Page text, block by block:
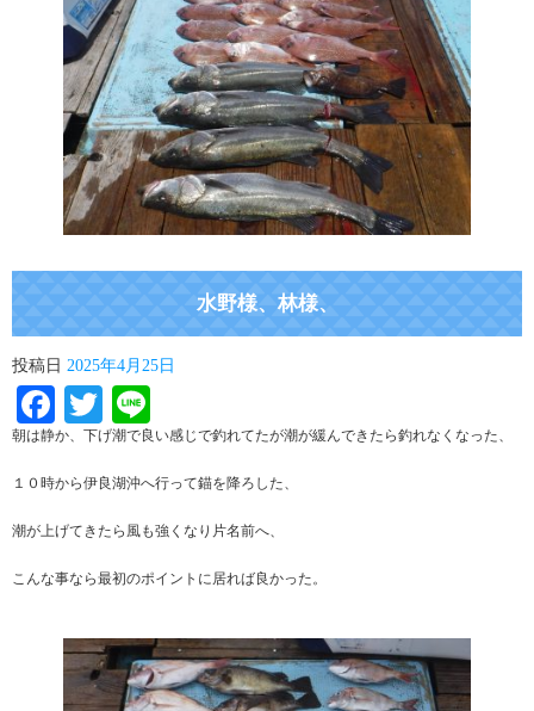
水野様、林様、
投稿日 2025年4月25日
Facebook
Twitter
朝は静か、下げ潮で良い感じで釣れてたが潮が緩んできたら釣れなくなった、
１０時から伊良湖沖へ行って錨を降ろした、
潮が上げてきたら風も強くなり片名前へ、
こんな事なら最初のポイントに居れば良かった。